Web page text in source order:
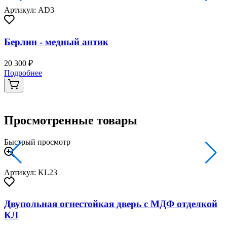
Артикул: AD3
Берлин - медный антик
20 300 ₽
Подробнее
Просмотренные товары
Быстрый просмотр
Артикул: KL23
Двупольная огнестойкая дверь с МДФ отделкой
КЛ